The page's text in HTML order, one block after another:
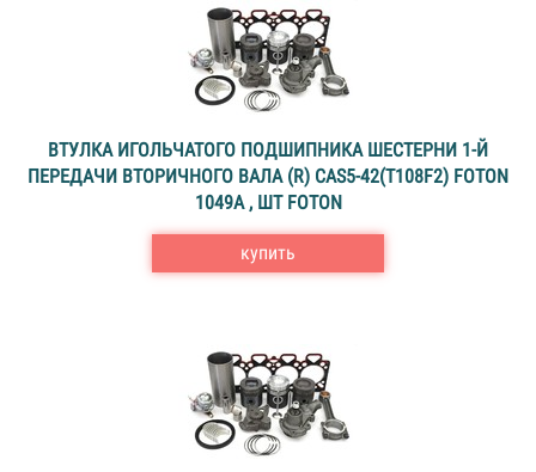
ВТУЛКА ИГОЛЬЧАТОГО ПОДШИПНИКА ШЕСТЕРНИ 1-Й
ПЕРЕДАЧИ ВТОРИЧНОГО ВАЛА (R) CAS5-42(T108F2) FOTON
1049A , ШТ FOTON
купить